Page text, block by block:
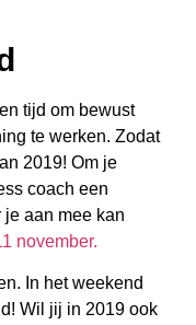
tijd om bewust
te werken. Zodat
2019! Om je
coach een
aan mee kan
november.
In het weekend
Wil jij in 2019 ook